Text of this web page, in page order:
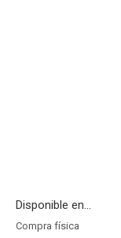
Disponible en...
Compra física